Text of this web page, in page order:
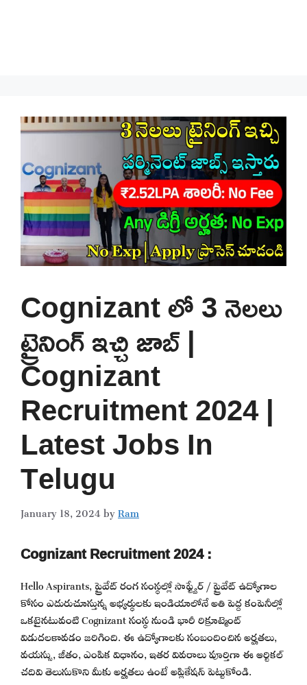
Cognizant లో 3 నెలలు
ట్రైనింగ్ ఇచ్చి జాబ్ |
Cognizant
Recruitment 2024 |
Latest Jobs In
Telugu
January 18, 2024byRam
Cognizant Recruitment 2024 :
Hello Aspirants, ప్రైవేట్ రంగ సంస్థల్లో సాఫ్ట్వేర్ / ప్రైవేట్ ఉద్యోగాల
కోసం ఎదురుచూస్తున్న అభ్యర్థులకు ఇండియాలోనే అతి పెద్ద కంపెనీల్లో
ఒకటైనటువంటి Cognizant సంస్థ నుండి భారీ రిక్రూట్మెంట్
విడుదలకావడం జరిగింది. ఈ ఉద్యోగాలకు సంబందించిన అర్హతలు,
వయస్సు, జీతం, ఎంపిక విధానం, ఇతర వివరాలు పూర్తిగా ఈ ఆర్టికల్
చదివి తెలుసుకొని మీకు అర్హతలు ఉంటే అప్లికేషన్ పెట్టుకోండి.